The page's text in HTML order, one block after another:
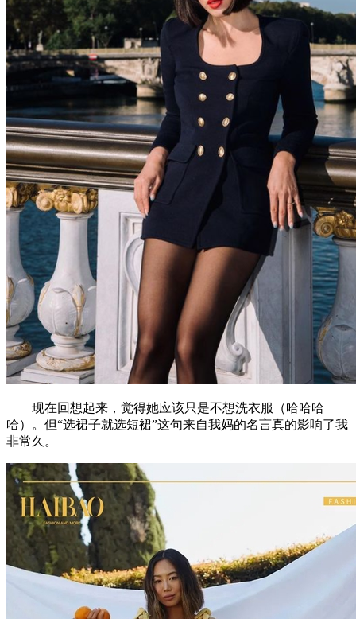
现在回想起来，觉得她应该只是不想洗衣服（哈哈哈
哈）。但“选裙子就选短裙”这句来自我妈的名言真的影响了我
非常久。